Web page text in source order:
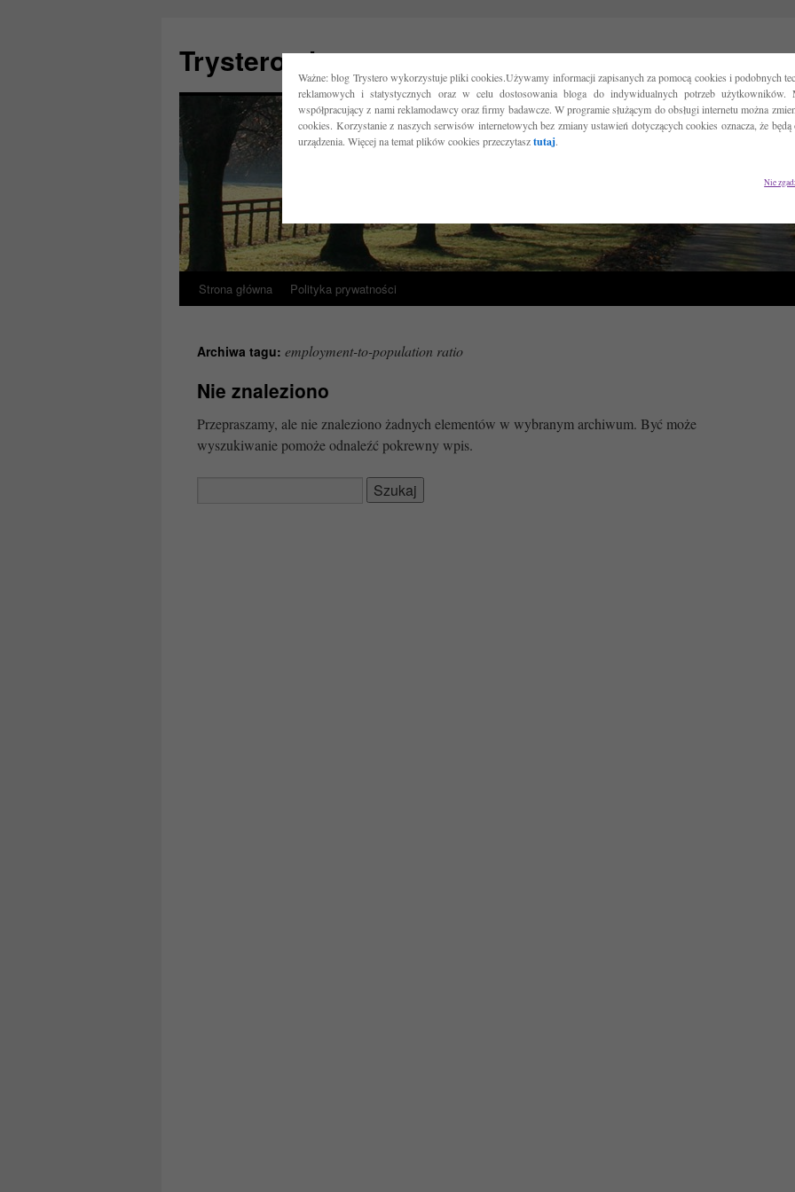
Ważne: blog Trystero wykorzystuje pliki cookies.Używamy informacji zapisanych za pomocą cookies i podobnych
reklamowych i statystycznych oraz w celu dostosowania bloga do indywidualnych potrzeb użytkowników.
współpracujący z nami reklamodawcy oraz firmy badawcze. W programie służącym do obsługi internetu można
cookies. Korzystanie z naszych serwisów internetowych bez zmiany ustawień dotyczących cookies oznacza, że będą
urządzenia. Więcej na temat plików cookies przeczytasztutaj.
Nie
Trystero.pl
Przejdź
treści
Strona główna Polityka prywatności
Archiwa tagu: employment-to-population ratio
Nie znaleziono
Przepraszamy, ale nie znaleziono żadnych elementów w wybranym archiwum. Być może
wyszukiwanie pomoże odnaleźć pokrewny wpis.